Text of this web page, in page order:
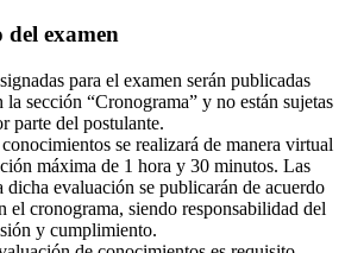
del examen
para el examen serán publicadas
la sección “Cronograma” y no están sujetas
parte del postulante.
se realizará de manera virtual
máxima de 1 hora y 30 minutos. Las
dicha evaluación se publicarán de acuerdo
el cronograma, siendo responsabilidad del
y cumplimiento.